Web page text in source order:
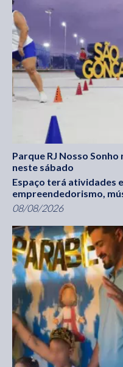
Parque RJ Nosso
neste sábado
Espaço terá atividades
empreendedorismo,
08/08/2026